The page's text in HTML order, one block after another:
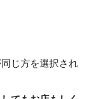
じ方を選択され